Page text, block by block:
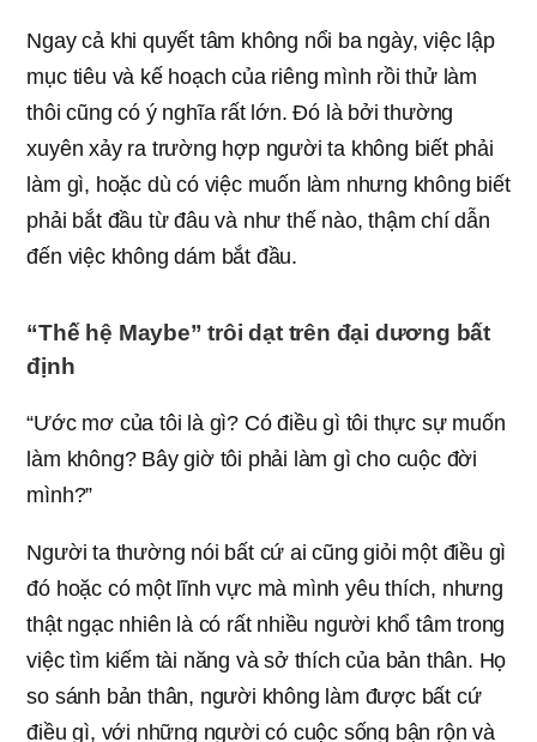
Ngay cả khi quyết tâm không nổi ba ngày, việc lập
mục tiêu và kế hoạch của riêng mình rồi thử làm
thôi cũng có ý nghĩa rất lớn. Đó là bởi thường
xuyên xảy ra trường hợp người ta không biết phải
làm gì, hoặc dù có việc muốn làm nhưng không biết
phải bắt đầu từ đâu và như thế nào, thậm chí dẫn
đến việc không dám bắt đầu.
“Thế hệ Maybe” trôi dạt trên đại dương bất
định
“Ước mơ của tôi là gì? Có điều gì tôi thực sự muốn
làm không? Bây giờ tôi phải làm gì cho cuộc đời
mình?”
Người ta thường nói bất cứ ai cũng giỏi một điều gì
đó hoặc có một lĩnh vực mà mình yêu thích, nhưng
thật ngạc nhiên là có rất nhiều người khổ tâm trong
việc tìm kiếm tài năng và sở thích của bản thân. Họ
so sánh bản thân, người không làm được bất cứ
điều gì, với những người có cuộc sống bận rộn và